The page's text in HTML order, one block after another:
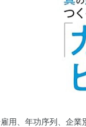
用、年功序列、企業